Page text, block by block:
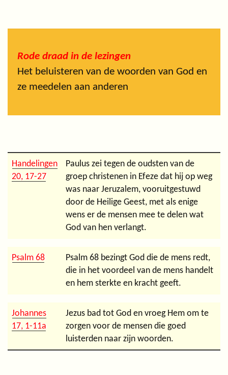
Rode draad in de lezingen
Het beluisteren van de woorden van God en
ze meedelen aan anderen
Handelingen
20, 17-27
Paulus zei tegen de oudsten van de
groep christenen in Efeze dat hij op weg
was naar Jeruzalem, vooruitgestuwd
door de Heilige Geest, met als enige
wens er de mensen mee te delen wat
God van hen verlangt.
Psalm 68
Psalm 68 bezingt God die de mens redt,
die in het voordeel van de mens handelt
en hem sterkte en kracht geeft.
Johannes
17, 1-11a
Jezus bad tot God en vroeg Hem om te
zorgen voor de mensen die goed
luisterden naar zijn woorden.